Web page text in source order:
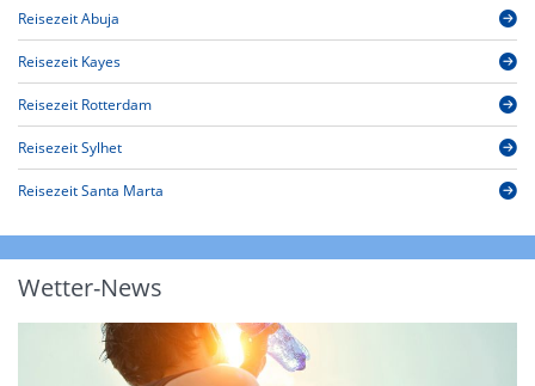
Reisezeit Abuja
Reisezeit Kayes
Reisezeit Rotterdam
Reisezeit Sylhet
Reisezeit Santa Marta
Wetter-News